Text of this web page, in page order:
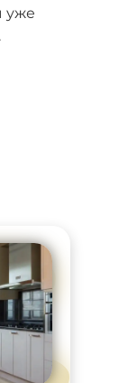
уже